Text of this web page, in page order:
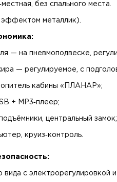
без спального места.
металлик).
— на пневмоподвеске,
— регулируемое, с
кабины «ПЛАНАР»;
+ MP3‑плеер;
центральный замок;
круиз‑контроль.
вида с электрорегулировкой